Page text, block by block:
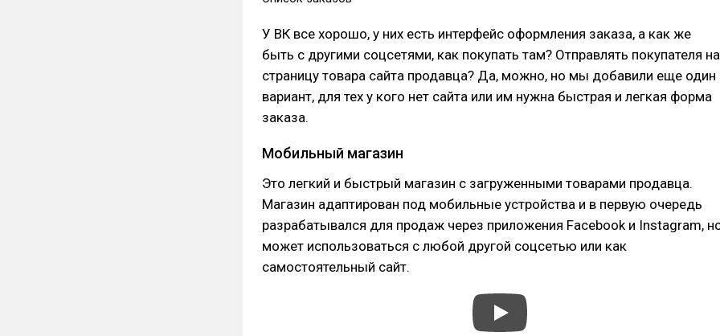
У ВК все хорошо, у них есть интерфейс оформления заказа, а как же
быть с другими соцсетями, как покупать там? Отправлять покупателя на
страницу товара сайта продавца? Да, можно, но мы добавили еще один
вариант, для тех у кого нет сайта или им нужна быстрая и легкая форма
заказа.
Мобильный магазин
Это легкий и быстрый магазин с загруженными товарами продавца.
Магазин адаптирован под мобильные устройства и в первую очередь
разрабатывался для продаж через приложения Facebook и Instagram,
может использоваться с любой другой соцсетью или как
самостоятельный сайт.